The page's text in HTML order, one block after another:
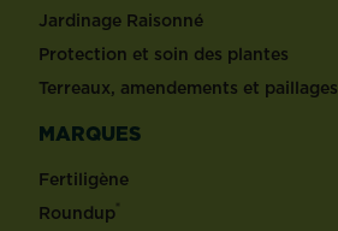
Jardinage Raisonné
Protection et soin des plantes
Terreaux, amendements et paillages
MARQUES
Fertiligène
Roundup®